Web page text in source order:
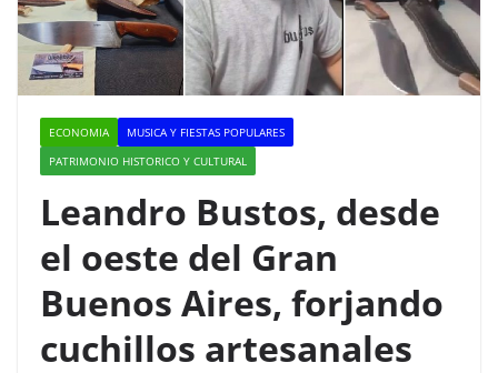
ECONOMIA
MUSICA Y FIESTAS POPULARES
PATRIMONIO HISTORICO Y CULTURAL
Leandro Bustos, desde
el oeste del Gran
Buenos Aires, forjando
cuchillos artesanales